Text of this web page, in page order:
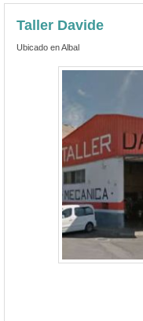
Taller Davide
Ubicado en Albal